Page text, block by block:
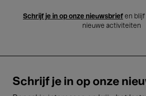
Schrijf je in op onze nieuwsbrief en blijf
nieuwe activiteiten
Schrijf je in op onze